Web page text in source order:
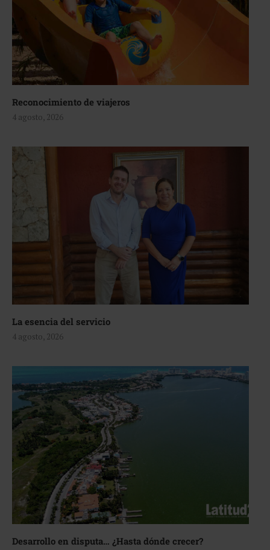
Reconocimiento de viajeros
4 agosto, 2026
La esencia del servicio
4 agosto, 2026
Desarrollo en disputa… ¿Hasta dónde crecer?